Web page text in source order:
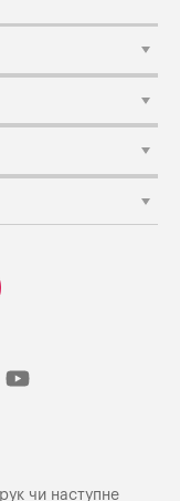
чи наступне